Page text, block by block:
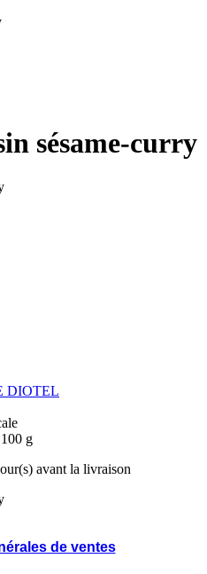
sésame-curry
DIOTEL
g
avant la livraison
de ventes